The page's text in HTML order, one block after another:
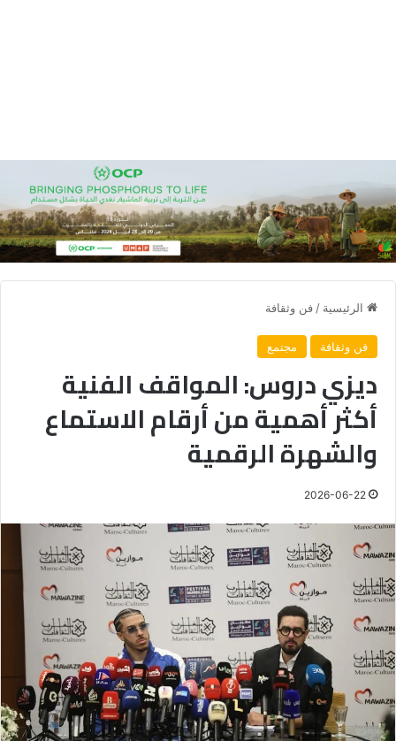
الرئيسية / فن وثقافة
فن وثقافة مجتمع
ديزي دروس: المواقف الفنية
أكثر أهمية من أرقام الاستماع
والشهرة الرقمية
2026-06-22